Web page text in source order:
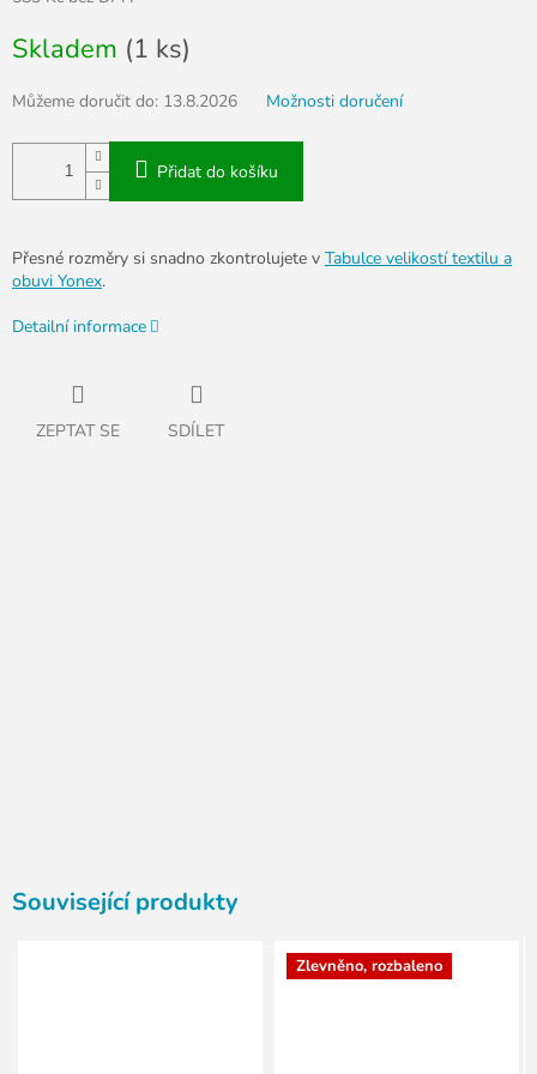
cena:
Skladem (1 ks)
Můžeme doručit do: 13.8.2026 Možnosti doručení
Přidat do košíku
Přesné rozměry si snadno zkontrolujete v Tabulce velikostí textilu a
obuvi Yonex.
Detailní informace
ZEPTAT SE SDÍLET
Související produkty
Zlevněno, rozbaleno